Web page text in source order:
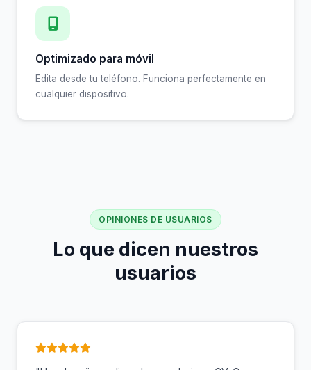
Optimizado para móvil
Edita desde tu teléfono. Funciona perfectamente en
cualquier dispositivo.
OPINIONES DE USUARIOS
Lo que dicen nuestros
usuarios